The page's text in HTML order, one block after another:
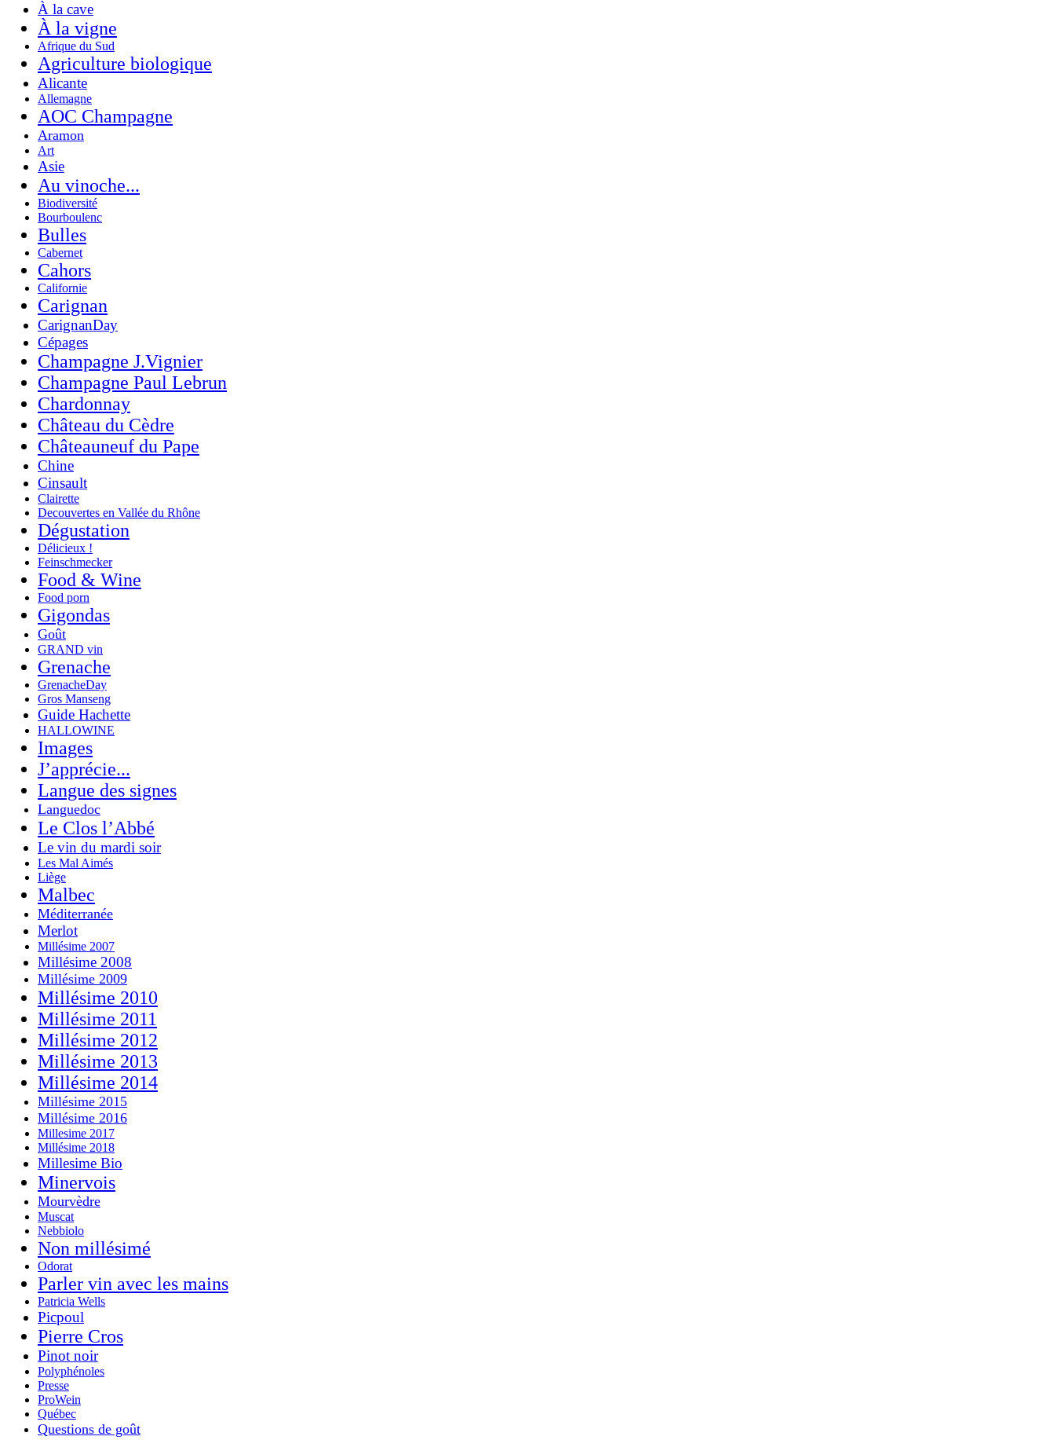
À la cave
À la vigne
Afrique du Sud
Agriculture biologique
Alicante
Allemagne
AOC Champagne
Aramon
Art
Asie
Au vinoche...
Biodiversité
Bourboulenc
Bulles
Cabernet
Cahors
Californie
Carignan
CarignanDay
Cépages
Champagne J.Vignier
Champagne Paul Lebrun
Chardonnay
Château du Cèdre
Châteauneuf du Pape
Chine
Cinsault
Clairette
Decouvertes en Vallée du Rhône
Dégustation
Délicieux !
Feinschmecker
Food & Wine
Food porn
Gigondas
Goût
GRAND vin
Grenache
GrenacheDay
Gros Manseng
Guide Hachette
HALLOWINE
Images
J’apprécie...
Langue des signes
Languedoc
Le Clos l’Abbé
Le vin du mardi soir
Les Mal Aimés
Liège
Malbec
Méditerranée
Merlot
Millésime 2007
Millésime 2008
Millésime 2009
Millésime 2010
Millésime 2011
Millésime 2012
Millésime 2013
Millésime 2014
Millésime 2015
Millésime 2016
Millesime 2017
Millésime 2018
Millesime Bio
Minervois
Mourvèdre
Muscat
Nebbiolo
Non millésimé
Odorat
Parler vin avec les mains
Patricia Wells
Picpoul
Pierre Cros
Pinot noir
Polyphénoles
Presse
ProWein
Québec
Questions de goût